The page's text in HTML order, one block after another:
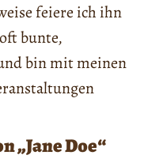
feiere ich ihn
bunte,
bin mit meinen
„Jane Doe“